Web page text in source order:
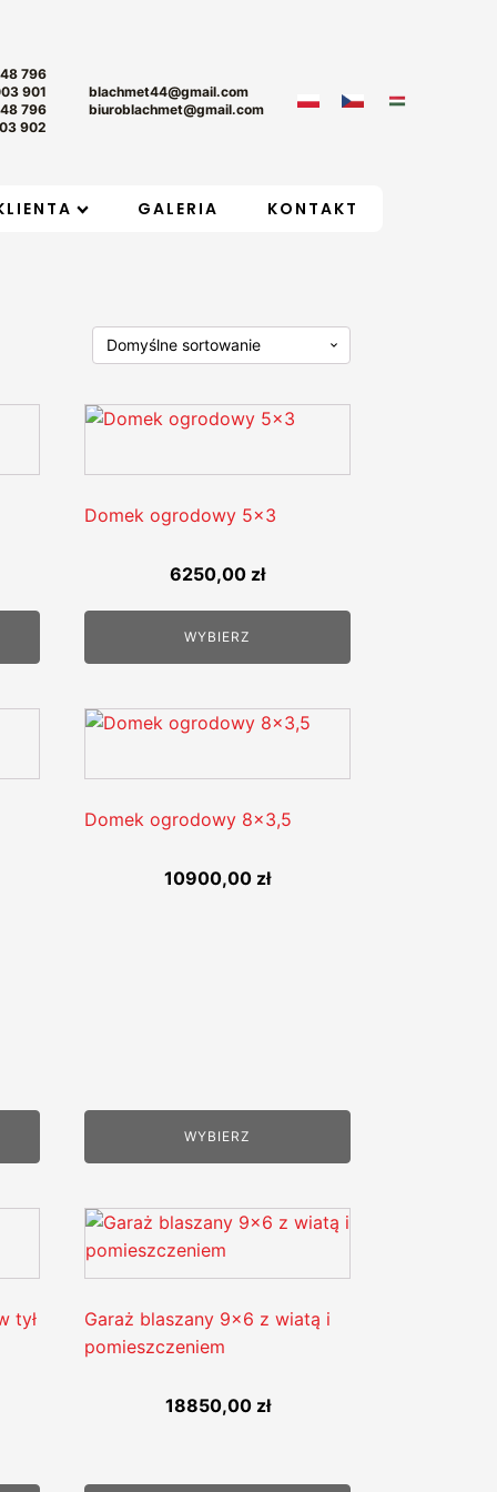
796
901
796
902
blachmet44@gmail.com
biuroblachmet@gmail.com
GALERIA KONTAKT
Domek ogrodowy 5x3
6250,00 zł
WYBIERZ
Domek ogrodowy 8x3,5
10900,00 zł
WYBIERZ
tył
Garaż blaszany 9x6 z wiatą i
pomieszczeniem
18850,00 zł